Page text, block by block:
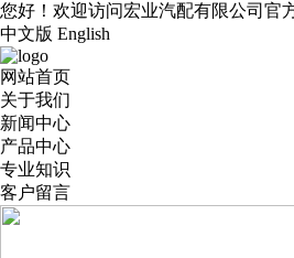
您好！欢迎访问宏业汽配有限公司官
中文版 English
网站首页
关于我们
新闻中心
产品中心
专业知识
客户留言